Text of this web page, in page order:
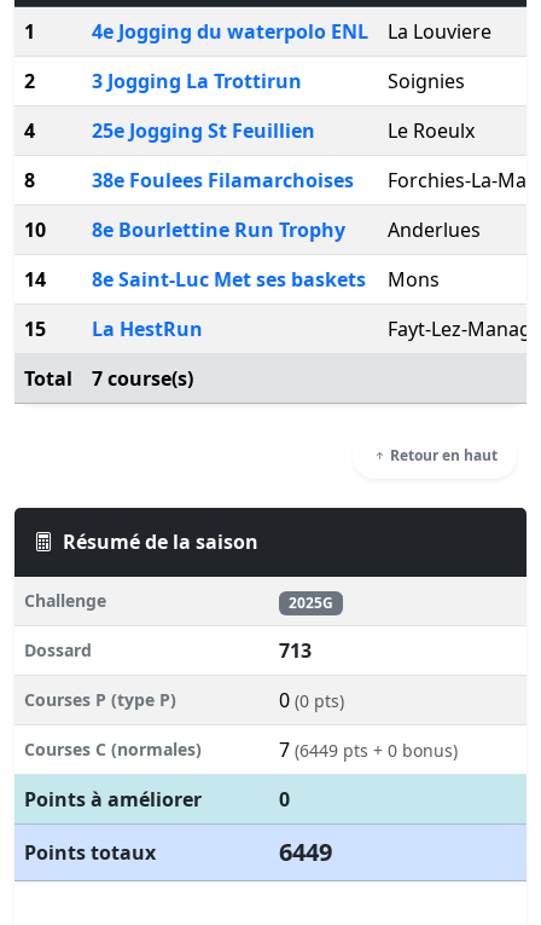
1 4e Jogging du waterpolo ENL
La Louviere
2
3 Jogging La Trottirun
Soignies
4
25e Jogging St Feuillien
Le Roeulx
8
38e Foulees Filamarchoises
Forchies-La-
10
8e Bourlettine Run Trophy
Anderlues
14
8e Saint-Luc Met ses baskets
Mons
15
La HestRun
Fayt-Lez-Manage
Total
7 course(s)
Retour en haut
Résumé de la saison
Challenge 2025G
Dossard 713
Courses P (type P) 0 (0 pts)
Courses C (normales) 7 (6449 pts + 0 bonus)
Points à améliorer
0
Points totaux
6449